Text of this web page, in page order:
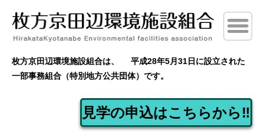
枚方京田辺環境施設組合は、
平成28年5月31日に設立された
一部事務組合（特別地方公共団体）です。
見学の申込はこちらから‼